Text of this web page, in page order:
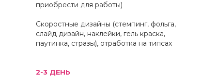
приобрести для работы)
Скоростные дизайны (стемпинг, фольга,
слайд дизайн, наклейки, гель краска,
паутинка, стразы), отработка на типсах
2-3 ДЕНЬ